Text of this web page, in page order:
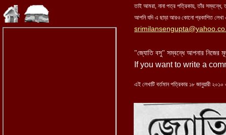
তাই আমরা, নানা পত্র পত্রিকায়, তাঁর সম্বন্ধে,
আপনি যদি এ ছাড়া আরও কোনো প্রকাশিত লেখা
"জ্যোতি বসু" সম্বন্ধে আপনার নিজের
If you want to write a
এই লেখাটি বর্তমান পত্রিকার ১৮ জানুয়ারী